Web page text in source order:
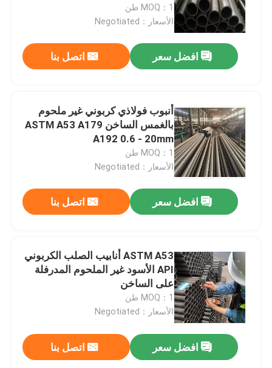
MOQ：1 طن
الأسعار：Negotiated
افضل سعر اتصل بنا
أنبوب فولاذي كربوني غير ملحوم
بالغمس الساخن ASTM A53 A179
A192 0.6 - 20mm
MOQ：1 طن
الأسعار：Negotiated
افضل سعر اتصل بنا
ASTM A53 أنابيب الصلب الكربوني
API الأسود غير الملحوم المدرفلة
على الساخن
MOQ：1 طن
الأسعار：Negotiated
افضل سعر اتصل بنا